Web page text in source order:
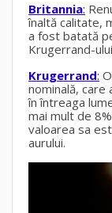
Britannia:
înaltă calitate,
a fost batată
Krugerrand-
Krugerrand:
nominală, care
în întreaga
mai mult de
valoarea sa
aurului.